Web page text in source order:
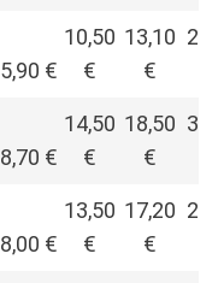
5,90 €
10,50
€
13,10
€
8,70 €
14,50
€
18,50
€
8,00 €
13,50
€
17,20
€